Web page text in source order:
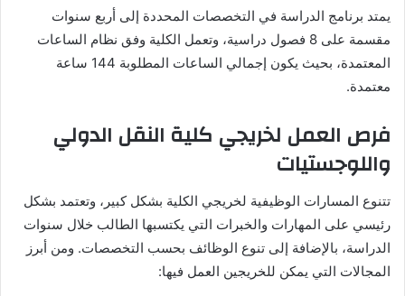
يمتد برنامج الدراسة في التخصصات المحددة إلى أربع سنوات
مقسمة على 8 فصول دراسية، وتعمل الكلية وفق نظام الساعات
المعتمدة، بحيث يكون إجمالي الساعات المطلوبة 144 ساعة
معتمدة.
فرص العمل لخريجي كلية النقل الدولي
واللوجستيات
تتنوع المسارات الوظيفية لخريجي الكلية بشكل كبير، وتعتمد بشكل
رئيسي على المهارات والخبرات التي يكتسبها الطالب خلال سنوات
الدراسة، بالإضافة إلى تنوع الوظائف بحسب التخصصات. ومن أبرز
المجالات التي يمكن للخريجين العمل فيها: